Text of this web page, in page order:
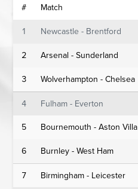
#
Match
1
Newcastle - Brentford
2
Arsenal - Sunderland
3
Wolverhampton - Chelsea
4
Fulham - Everton
5
Bournemouth - Aston Villa
6
Burnley - West Ham
7
Birmingham - Leicester